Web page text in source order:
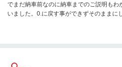
でまだ納車前なのに納車までのご説明もわ
いました。0.に戻す事ができずそのままに